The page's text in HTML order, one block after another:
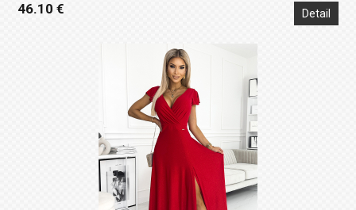
46.10 € Detail